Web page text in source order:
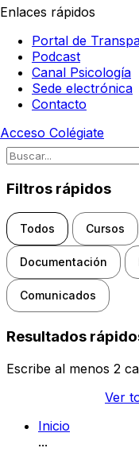
Enlaces rápidos
Portal de
Podcast
Canal Psicología
Sede electrónica
Contacto
Acceso Colégiate
Filtros rápidos
Todos Cursos
Documentación
Comunicados
Resultados
Escribe al menos 2
Ver
Inicio
...